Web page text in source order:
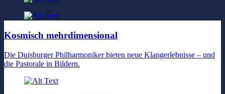
Kosmisch mehrdimensional
Die Duisburger Philharmoniker bieten neue Klangerlebnisse – und
die Pastorale in Bildern.